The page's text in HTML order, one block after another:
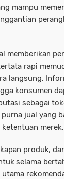
mampu
memberikan
rapi
langsung.
konsumen
sebagai
jual yang
merek.
produk,
selama